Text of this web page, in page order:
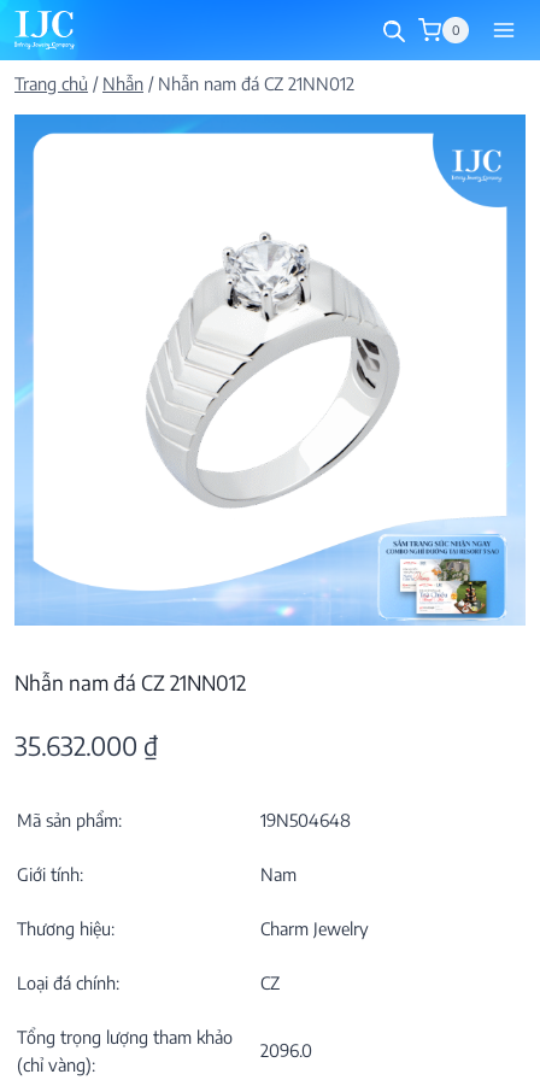
Skip
to
content
0
Trang chủ / Nhẫn / Nhẫn nam đá CZ 21NN012
Nhẫn nam đá CZ 21NN012
35.632.000 ₫
Mã sản phẩm: 19N504648
Giới tính: Nam
Thương hiệu: Charm Jewelry
Loại đá chính: CZ
Tổng trọng lượng tham khảo
(chỉ vàng):
2096.0